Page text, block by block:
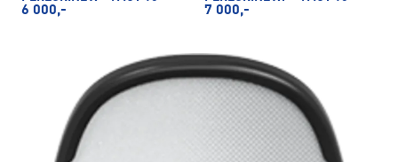
6 000,- 7 000,-